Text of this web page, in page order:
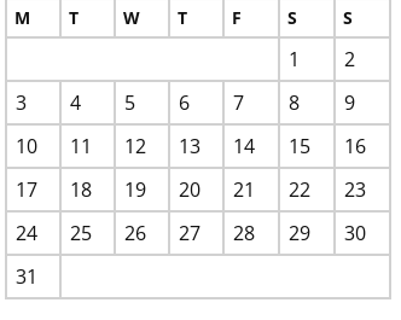
M T W T F S S
1
2
3
4 5 6 7 8
9
10
11 12 13 14 15
16
17
18 19 20 21 22
23
24
25 26 27 28 29
30
31